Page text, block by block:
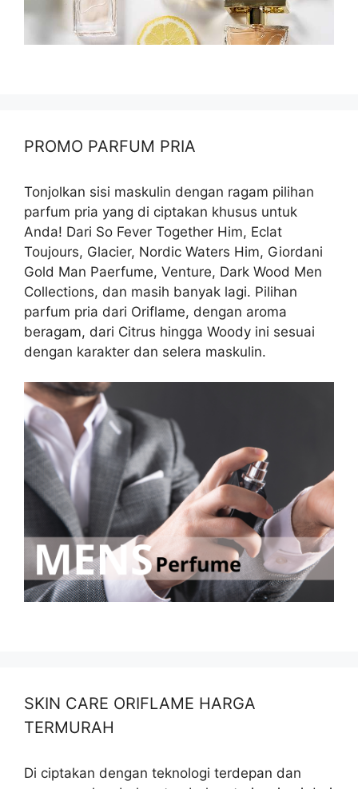
PROMO PARFUM PRIA
Tonjolkan sisi maskulin dengan ragam pilihan
parfum pria yang di ciptakan khusus untuk
Anda! Dari So Fever Together Him, Eclat
Toujours, Glacier, Nordic Waters Him, Giordani
Gold Man Paerfume, Venture, Dark Wood Men
Collections, dan masih banyak lagi. Pilihan
parfum pria dari Oriflame, dengan aroma
beragam, dari Citrus hingga Woody ini sesuai
dengan karakter dan selera maskulin.
SKIN CARE ORIFLAME HARGA
TERMURAH
Di ciptakan dengan teknologi terdepan dan